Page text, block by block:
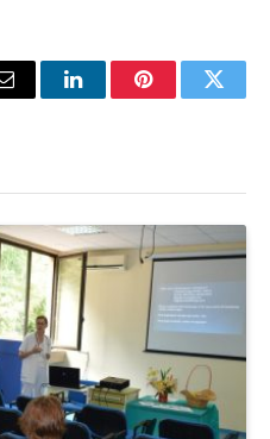
Email LinkedInPinterest